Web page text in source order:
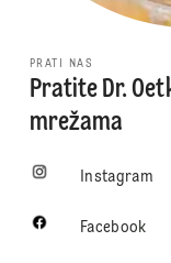
PRATI NAS
Pratite Dr.
mrežama
Instagram
Facebook